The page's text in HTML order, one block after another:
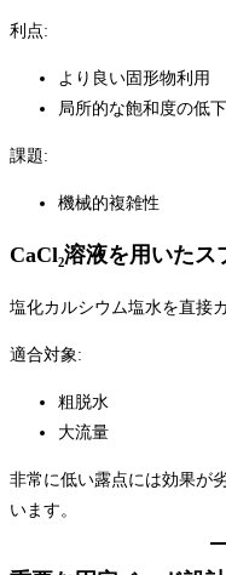
利点:
より良い固形物利用
局所的な飽和度の低下
課題:
機械的複雑性
CaCl₂溶液を用いたス
塩化カルシウム塩水を直接
適合対象:
粗脱水
大流量
非常に低い露点には効果が
います。